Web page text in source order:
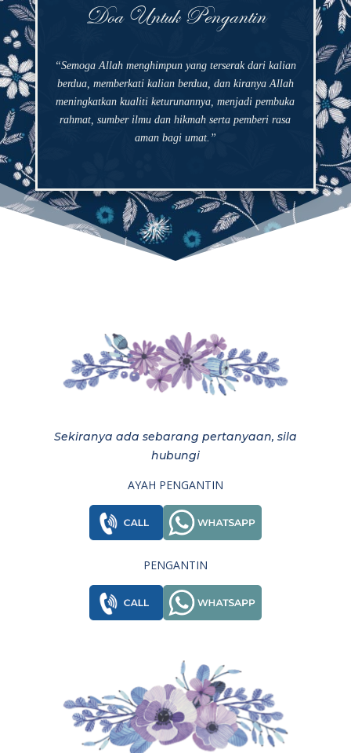
Doa Untuk Pengantin
“Semoga Allah menghimpun yang terserak dari kalian
berdua, memberkati kalian berdua, dan kiranya Allah
meningkatkan kualiti keturunannya, menjadi pembuka
rahmat, sumber ilmu dan hikmah serta pemberi rasa
aman bagi umat.”
Sekiranya ada sebarang pertanyaan, sila
hubungi
AYAH PENGANTIN
PENGANTIN